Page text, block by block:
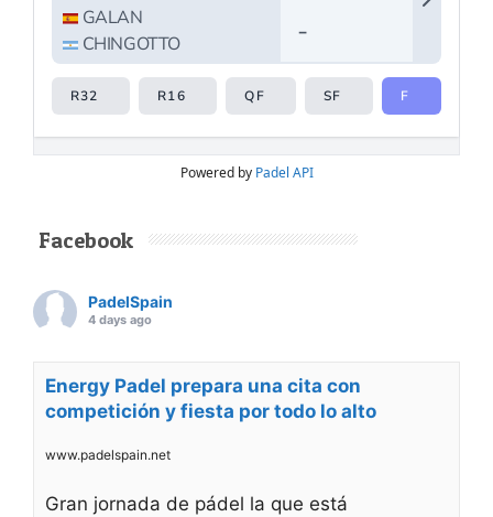
Powered by Padel API
Facebook
PadelSpain
4 days ago
Energy Padel prepara una cita con
competición y fiesta por todo lo alto
www.padelspain.net
Gran jornada de pádel la que está